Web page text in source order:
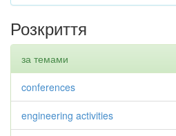
Розкриття
за темами
conferences
engineering activities